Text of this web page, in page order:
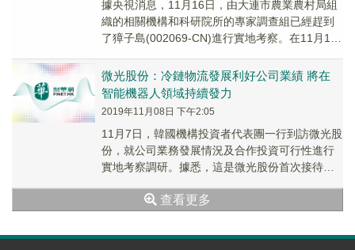
據央視消息，11月16日，由大連市農業農村局組
織的相關機構和科研院所的專家調查組已經趕到
了獐子島(002069-CN)進行實地考察。在11月16
微光股份：冷鏈物流發展利好公司業績 將在
智能機器人領域持續發力
2019年11月08日 下午2:05
11月7日，韓國機構投資者代表團一行到訪微光股
份，就公司業務發展情況及合作投資可行性進行
實地考察調研。據悉，這是微光股份首次接待境
查看更多